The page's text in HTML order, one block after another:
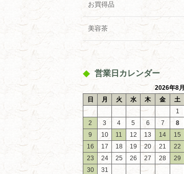
お買得品
美容茶
営業日カレンダー
2026年8月
日
月 火 水 木 金
土
1
2
3 4 5 6 7
8
9
10 11 12 13 14
15
16
17 18 19 20 21
22
23
24 25 26 27 28
29
30
31